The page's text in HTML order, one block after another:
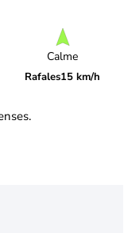
Calme
Rafales15 km/h